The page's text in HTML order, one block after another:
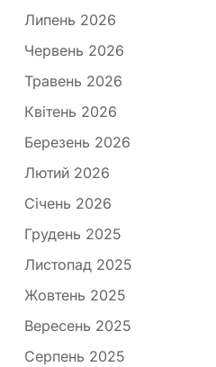
Липень 2026
Червень 2026
Травень 2026
Квітень 2026
Березень 2026
Лютий 2026
Січень 2026
Грудень 2025
Листопад 2025
Жовтень 2025
Вересень 2025
Серпень 2025